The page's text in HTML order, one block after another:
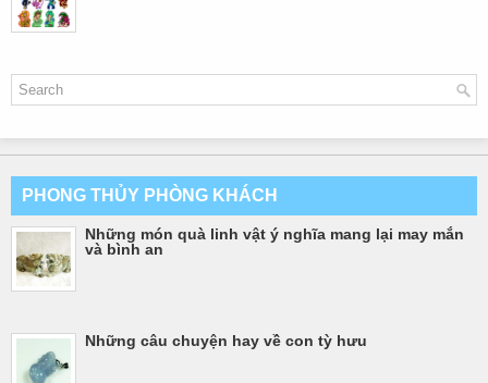
PHONG THỦY PHÒNG KHÁCH
Những món quà linh vật ý nghĩa mang lại may mắn
và bình an
Những câu chuyện hay về con tỳ hưu